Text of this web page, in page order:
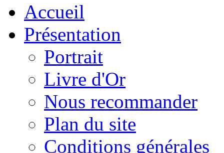
Accueil
Présentation
Portrait
Livre d'Or
Nous recommander
Plan du site
Conditions générales